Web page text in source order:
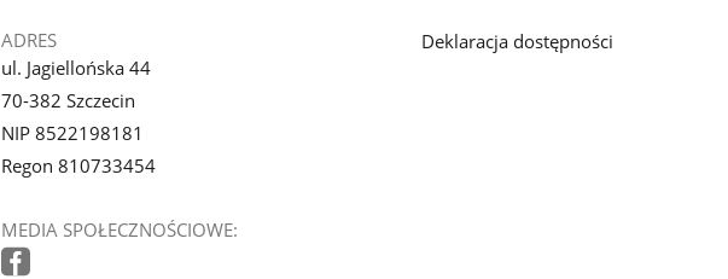
ADRES
ul. Jagiellońska 44
70-382 Szczecin
NIP 8522198181
Regon 810733454
MEDIA SPOŁECZNOŚCIOWE:
Deklaracja dostępności